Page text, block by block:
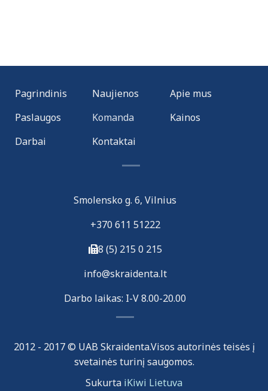
Pagrindinis Naujienos
Apie mus
Paslaugos
Komanda
Kainos
Darbai
Kontaktai
Smolensko g. 6, Vilnius
+370 611 51222
8 (5) 215 0 215
info@skraidenta.lt
Darbo laikas: I-V 8.00-20.00
2012 - 2017 © UAB Skraidenta.Visos autorinės teisės į
svetainės turinį saugomos.
Sukurta iKiwi Lietuva